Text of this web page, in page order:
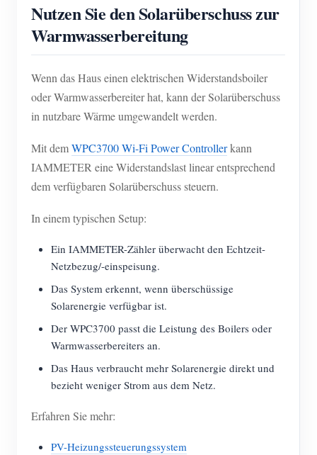
Nutzen Sie den Solarüberschuss zur
Warmwasserbereitung
Wenn das Haus einen elektrischen Widerstandsboiler
oder Warmwasserbereiter hat, kann der Solarüberschuss
in nutzbare Wärme umgewandelt werden.
Mit demWPC3700 Wi-Fi Power Controllerkann
IAMMETER eine Widerstandslast linear entsprechend
dem verfügbaren Solarüberschuss steuern.
In einem typischen Setup:
Ein IAMMETER-Zähler überwacht den Echtzeit-
Netzbezug/-einspeisung.
Das System erkennt, wenn überschüssige
Solarenergie verfügbar ist.
Der WPC3700 passt die Leistung des Boilers oder
Warmwasserbereiters an.
Das Haus verbraucht mehr Solarenergie direkt und
bezieht weniger Strom aus dem Netz.
Erfahren Sie mehr:
PV-Heizungssteuerungssystem